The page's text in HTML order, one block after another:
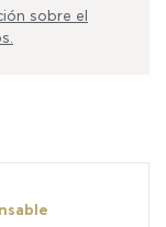
sobre el